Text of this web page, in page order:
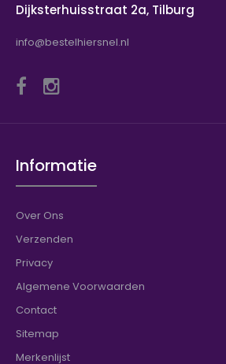
Dijksterhuisstraat 2a, Tilburg
info@bestelhiersnel.nl
Informatie
Over Ons
Verzenden
Privacy
Algemene Voorwaarden
Contact
Sitemap
Merkenlijst